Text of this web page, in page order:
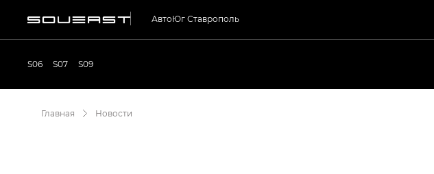
АвтоЮг Ставрополь
S06 S07 S09
Главная Новости